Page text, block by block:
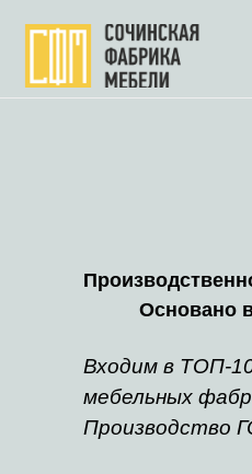
Основано
Входим в ТОП-
мебельных
Производство